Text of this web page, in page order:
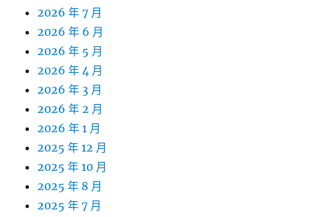
2026 年 7 月
2026 年 6 月
2026 年 5 月
2026 年 4 月
2026 年 3 月
2026 年 2 月
2026 年 1 月
2025 年 12 月
2025 年 10 月
2025 年 8 月
2025 年 7 月